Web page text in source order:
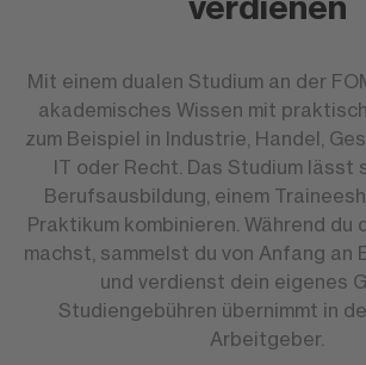
Mit einem dualen Studium an der
akademisches Wissen mit
zum Beispiel in Industrie, Handel,
IT oder Recht. Das Studium lässt
Berufsausbildung, einem
Praktikum kombinieren. Während du
machst, sammelst du von Anfang an
und verdienst dein eigenes
Studiengebühren übernimmt in
Arbeitgeber.